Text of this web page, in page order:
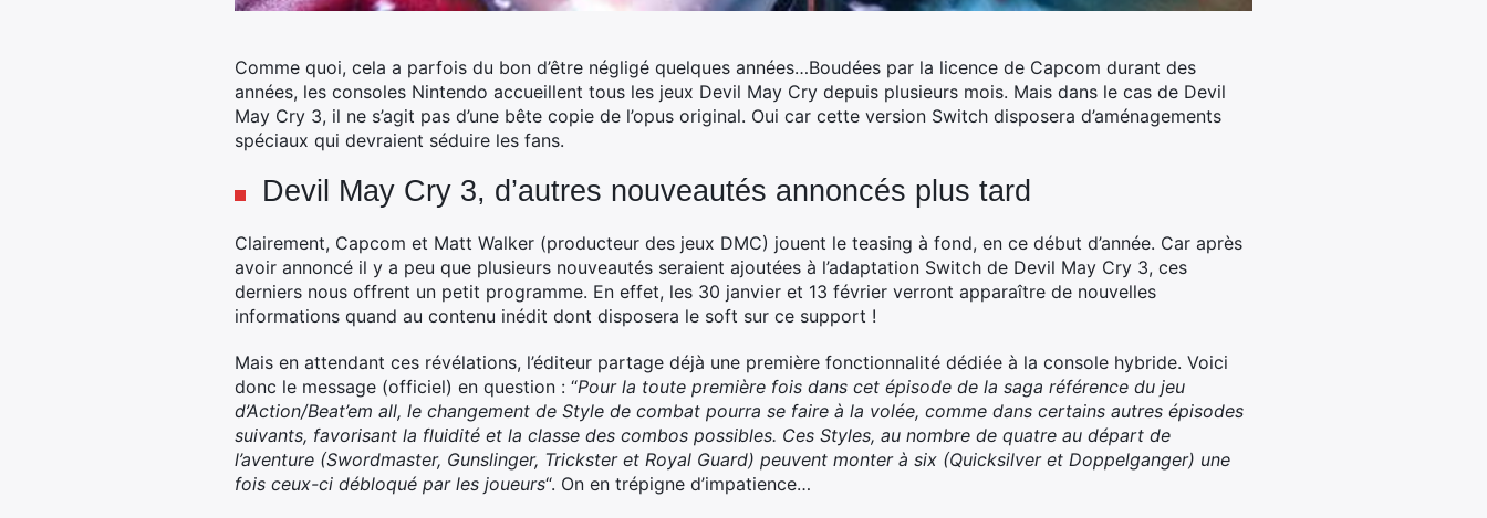
Comme quoi, cela a parfois du bon d’être négligé quelques années…Boudées par la licence de Capcom durant des
années, les consoles Nintendo accueillent tous les jeux Devil May Cry depuis plusieurs mois. Mais dans le cas de Devil
May Cry 3, il ne s’agit pas d’une bête copie de l’opus original. Oui car cette version Switch disposera d’aménagements
spéciaux qui devraient séduire les fans.
Devil May Cry 3, d’autres nouveautés annoncés plus tard
Clairement, Capcom et Matt Walker (producteur des jeux DMC) jouent le teasing à fond, en ce début d’année. Car après
avoir annoncé il y a peu que plusieurs nouveautés seraient ajoutées à l’adaptation Switch de Devil May Cry 3, ces
derniers nous offrent un petit programme. En effet, les 30 janvier et 13 février verront apparaître de nouvelles
informations quand au contenu inédit dont disposera le soft sur ce support !
Mais en attendant ces révélations, l’éditeur partage déjà une première fonctionnalité dédiée à la console hybride. Voici
donc le message (officiel) en question : “Pour la toute première fois dans cet épisode de la saga référence du jeu
d’Action/Beat’em all, le changement de Style de combat pourra se faire à la volée, comme dans certains autres épisodes
suivants, favorisant la fluidité et la classe des combos possibles. Ces Styles, au nombre de quatre au départ de
l’aventure (Swordmaster, Gunslinger, Trickster et Royal Guard) peuvent monter à six (Quicksilver et Doppelganger) une
fois ceux-ci débloqué par les joueurs“. On en trépigne d’impatience…